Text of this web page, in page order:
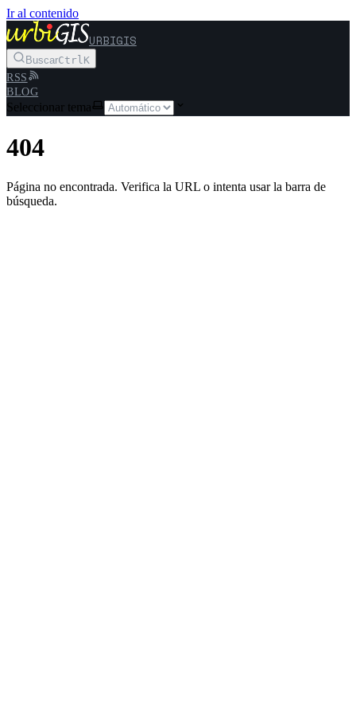
Ir al contenido
URBIGIS
BuscarCtrlK
RSS
BLOG
Seleccionar tema
404
Página no encontrada. Verifica la URL o intenta usar la barra de
búsqueda.